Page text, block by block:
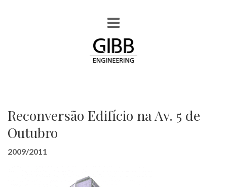
Reconversão Edifício na Av. 5 de
Outubro
2009/2011